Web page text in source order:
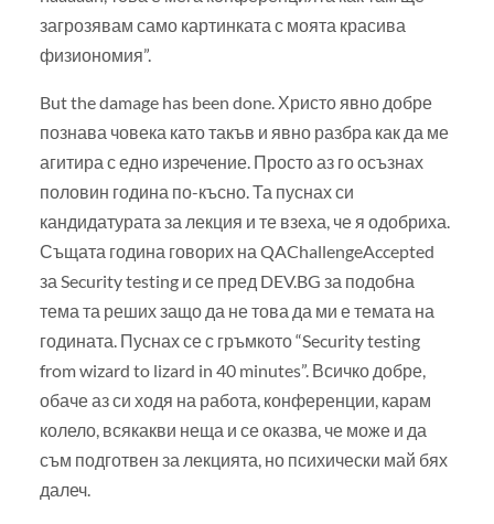
загрозявам само картинката с моята красива
физиономия”.
But the damage has been done. Христо явно добре
познава човека като такъв и явно разбра как да ме
агитира с едно изречение. Просто аз го осъзнах
половин година по-късно. Та пуснах си
кандидатурата за лекция и те взеха, че я одобриха.
Същата година говорих на QAChallengeAccepted
за Security testing и се пред DEV.BG за подобна
тема та реших защо да не това да ми е темата на
годината. Пуснах се с гръмкото “Security testing
from wizard to lizard in 40 minutes”. Всичко добре,
обаче аз си ходя на работа, конференции, карам
колело, всякакви неща и се оказва, че може и да
съм подготвен за лекцията, но психически май бях
далеч.